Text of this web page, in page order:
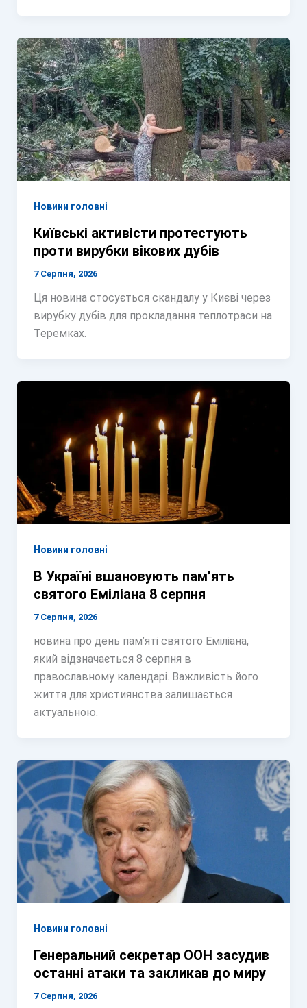
Новини головні
Київські активісти протестують
проти вирубки вікових дубів
7 Серпня, 2026
Ця новина стосується скандалу у Києві через
вирубку дубів для прокладання теплотраси на
Теремках.
Новини головні
В Україні вшановують пам’ять
святого Еміліана 8 серпня
7 Серпня, 2026
новина про день пам’яті святого Еміліана,
який відзначається 8 серпня в
православному календарі. Важливість його
життя для християнства залишається
актуальною.
Новини головні
Генеральний секретар ООН засудив
останні атаки та закликав до миру
7 Серпня, 2026